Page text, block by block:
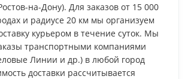
на-Дону). Для заказов от 15 000
и радиусе 20 км мы организуем
курьером в течение суток. Мы
транспортными компаниями
Линии и др.) в любой город
доставки рассчитывается